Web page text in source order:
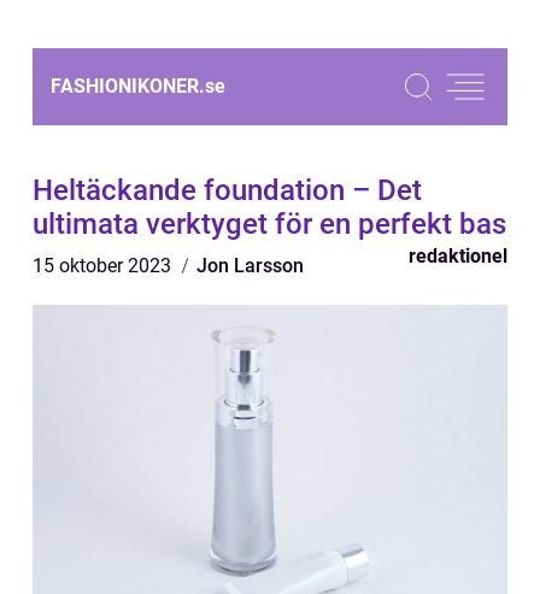
FASHIONIKONER.se
Heltäckande foundation – Det
ultimata verktyget för en perfekt bas
15 oktober 2023 Jon Larsson redaktionel